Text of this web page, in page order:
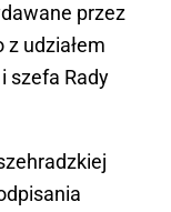
przez
udziałem
szefa Rady